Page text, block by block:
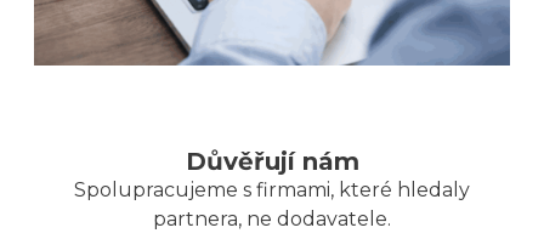
Důvěřují nám
Spolupracujeme s firmami, které hledaly
partnera, ne dodavatele.